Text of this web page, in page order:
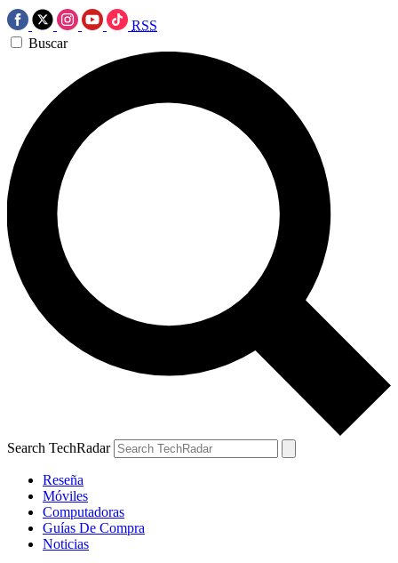
RSS
Buscar
Search TechRadar
Reseña
Móviles
Computadoras
Guías De Compra
Noticias